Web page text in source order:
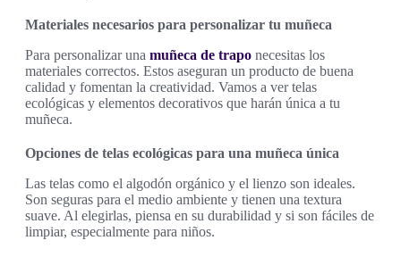
Materiales necesarios para personalizar tu muñeca
Para personalizar una muñeca de trapo necesitas los
materiales correctos. Estos aseguran un producto de buena
calidad y fomentan la creatividad. Vamos a ver telas
ecológicas y elementos decorativos que harán única a tu
muñeca.
Opciones de telas ecológicas para una muñeca única
Las telas como el algodón orgánico y el lienzo son ideales.
Son seguras para el medio ambiente y tienen una textura
suave. Al elegirlas, piensa en su durabilidad y si son fáciles de
limpiar, especialmente para niños.